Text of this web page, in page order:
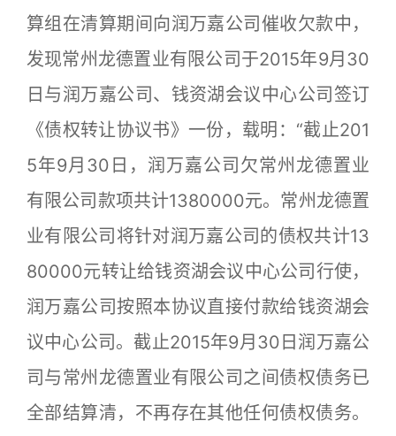
算组在清算期间向润万嘉公司催收欠款中，
发现常州龙德置业有限公司于2015年9月30
日与润万嘉公司、钱资湖会议中心公司签订
《债权转让协议书》一份，载明：“截止201
5年9月30日，润万嘉公司欠常州龙德置业
有限公司款项共计1380000元。常州龙德置
业有限公司将针对润万嘉公司的债权共计13
80000元转让给钱资湖会议中心公司行使，
润万嘉公司按照本协议直接付款给钱资湖会
议中心公司。截止2015年9月30日润万嘉公
司与常州龙德置业有限公司之间债权债务已
全部结算清，不再存在其他任何债权债务。